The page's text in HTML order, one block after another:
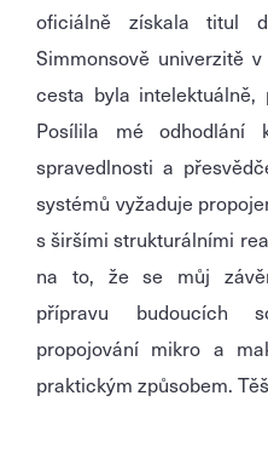
oficiálně získala titul
Simmonsově univerzitě
cesta byla intelektuálně,
Posílila mé odhodlání
spravedlnosti a
systémů vyžaduje
s širšími strukturálními
na to, že se můj
přípravu budoucích
propojování mikro a
praktickým způsobem.